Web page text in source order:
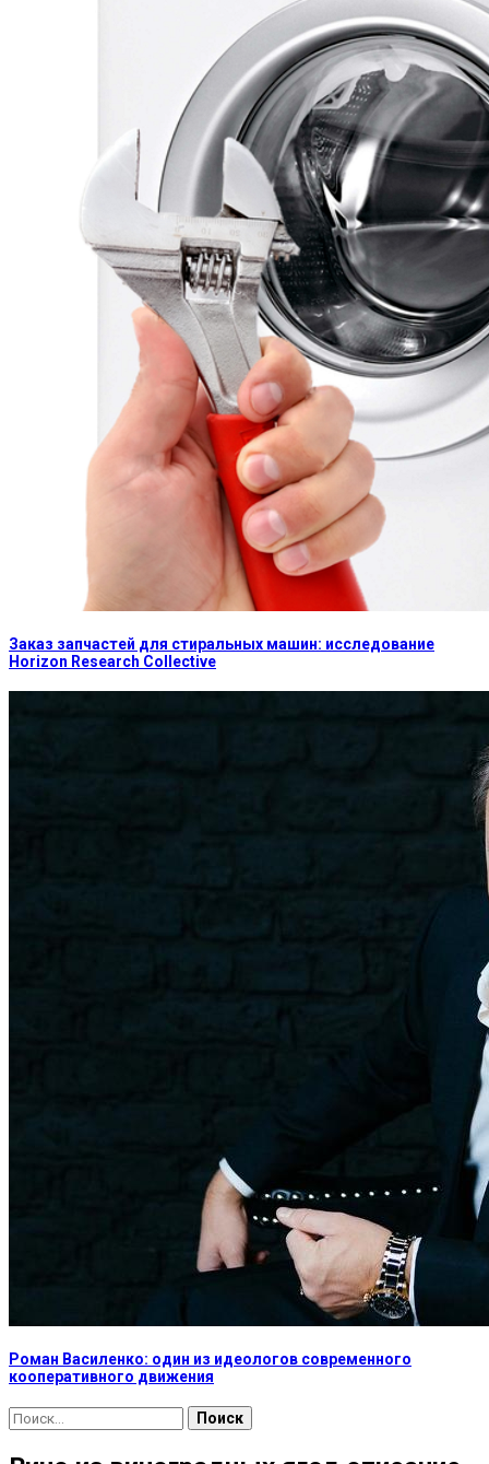
Заказ запчастей для стиральных машин: исследование
Horizon Research Collective
Роман Василенко: один из идеологов современного
кооперативного движения
Найти: